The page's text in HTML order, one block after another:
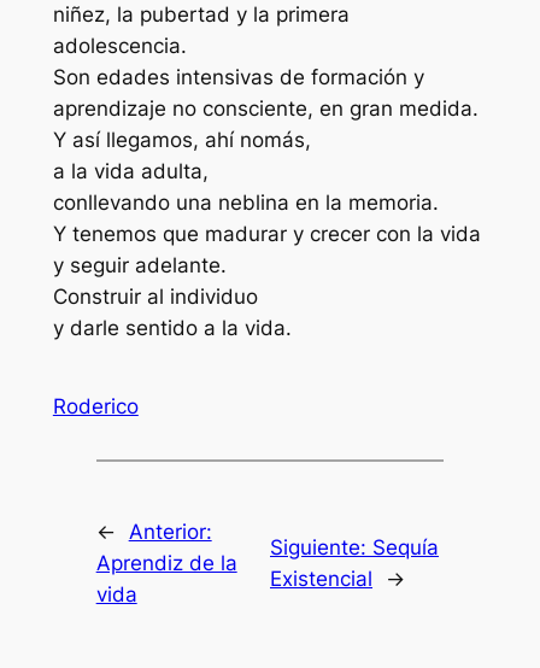
niñez, la pubertad y la primera
adolescencia.
Son edades intensivas de formación y
aprendizaje no consciente, en gran medida.
Y así llegamos, ahí nomás,
a la vida adulta,
conllevando una neblina en la memoria.
Y tenemos que madurar y crecer con la vida
y seguir adelante.
Construir al individuo
y darle sentido a la vida.
Roderico
←
Anterior:
Aprendiz de la
vida
Siguiente: Sequía
Existencial
→